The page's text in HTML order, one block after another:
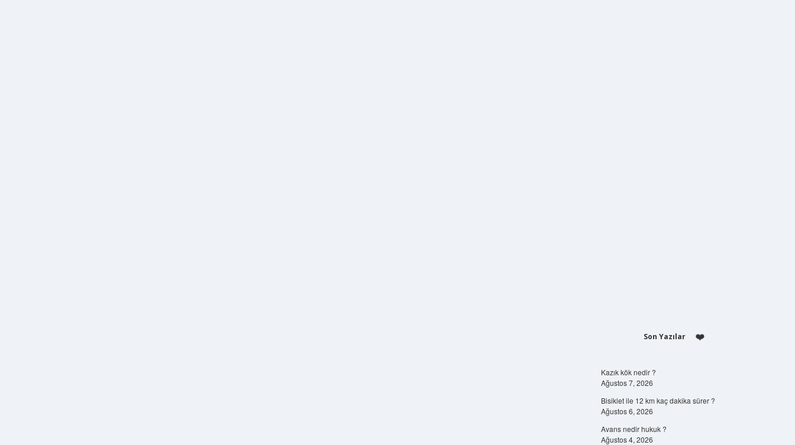
Son Yazılar
Kazık kök nedir ?
Ağustos 7, 2026
Bisiklet ile 12 km kaç dakika sürer ?
Ağustos 6, 2026
Avans nedir hukuk ?
Ağustos 4, 2026